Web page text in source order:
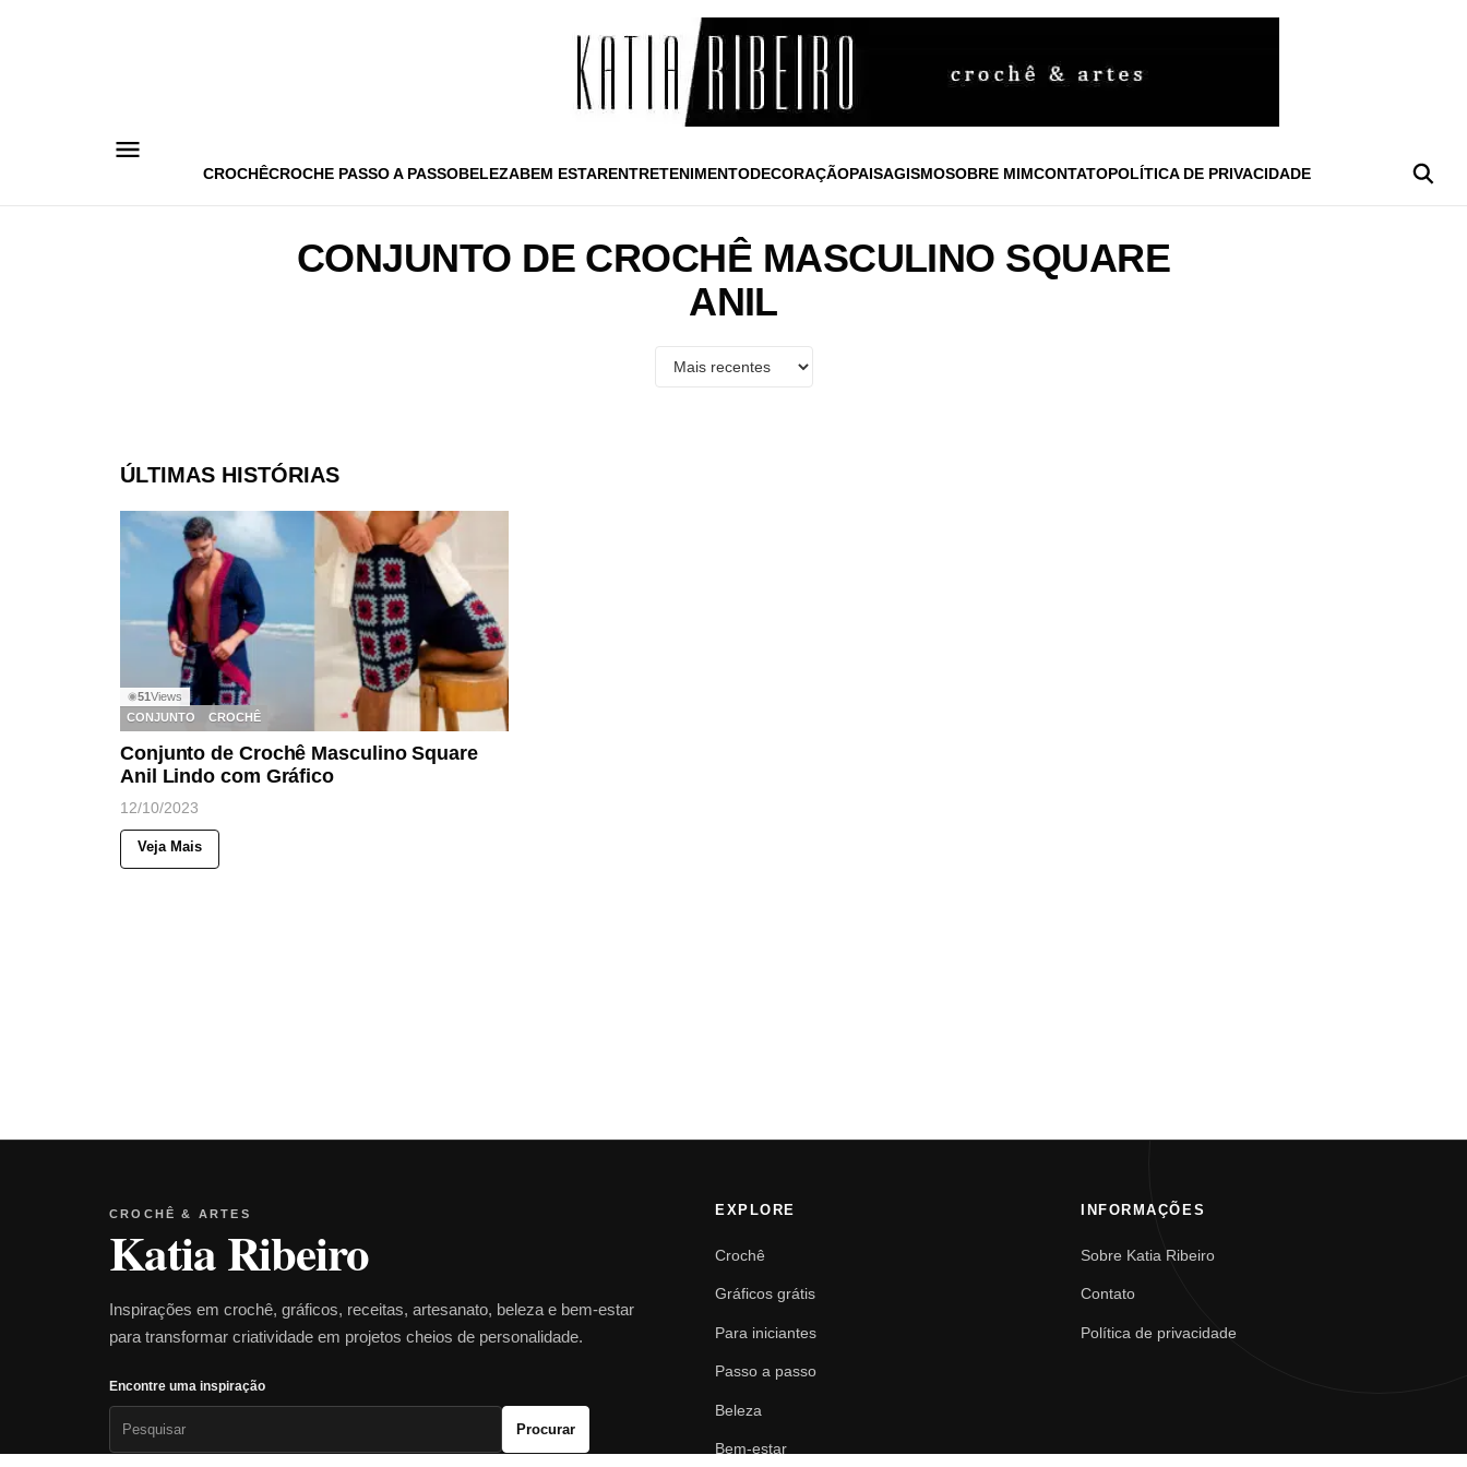
CROCHÊCROCHE PASSO A PASSOBELEZABEM ESTARENTRETENIMENTODECORAÇÃOPAISAGISMOSOBRE MIMCONTATOPOLÍTICA DE PRIVACIDADE
CONJUNTO DE CROCHÊ MASCULINO SQUARE
ANIL
ÚLTIMAS HISTÓRIAS
◉51Views
CONJUNTO
CROCHÊ
Conjunto de Crochê Masculino Square
Anil Lindo com Gráfico
12/10/2023
Veja Mais
CROCHÊ & ARTES
Katia Ribeiro
Inspirações em crochê, gráficos, receitas, artesanato, beleza e bem-estar
para transformar criatividade em projetos cheios de personalidade.
Encontre uma inspiração
Procurar
EXPLORE
Crochê
Gráficos grátis
Para iniciantes
Passo a passo
Beleza
Bem-estar
INFORMAÇÕES
Sobre Katia Ribeiro
Contato
Política de privacidade